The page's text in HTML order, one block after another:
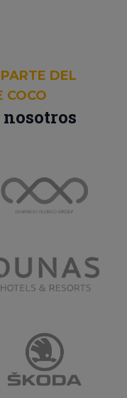
PARTE DEL
COCO